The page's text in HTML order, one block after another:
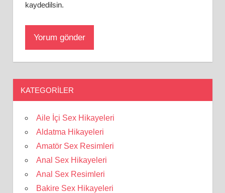
kaydedilsin.
KATEGORILER
Aile İçi Sex Hikayeleri
Aldatma Hikayeleri
Amatör Sex Resimleri
Anal Sex Hikayeleri
Anal Sex Resimleri
Bakire Sex Hikayeleri